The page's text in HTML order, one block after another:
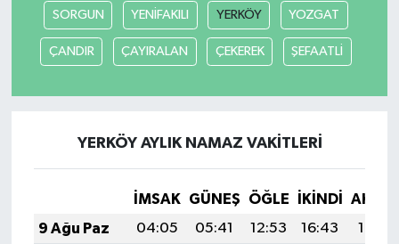
SORGUN YENİFAKILI YERKÖY YOZGAT
ÇANDIR ÇAYIRALAN ÇEKEREK ŞEFAATLİ
YERKÖY AYLIK NAMAZ VAKITLERI
İMSAK GÜNEŞ ÖĞLE İKINDI
9 Ağu Paz
04:05 05:41 12:53 16:43
19:54